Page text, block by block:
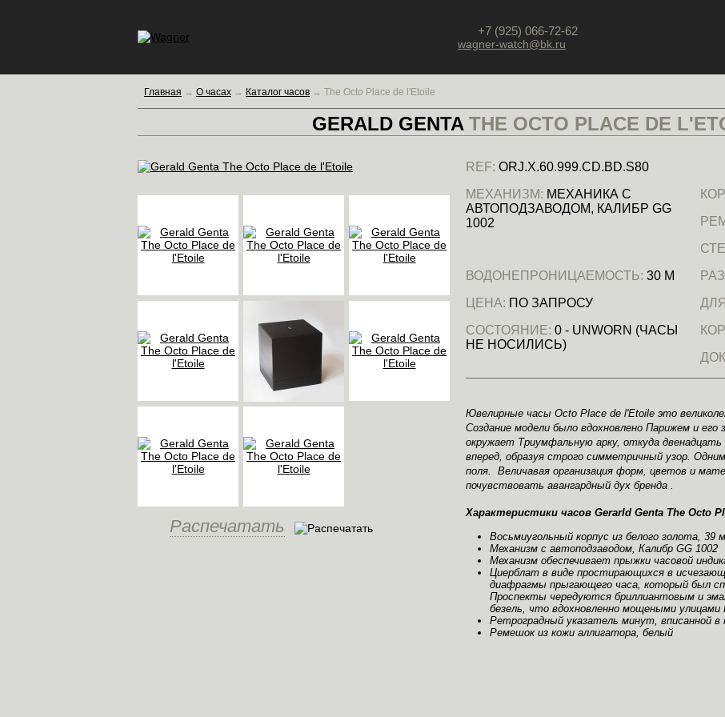
+7 (925) 066-72-62
wagner-watch@bk.ru
Главная → О часах → Каталог часов → The Octo Place de l'Etoile
GERALD GENTATHE OCTO PLACE DE
Распечатать
REF: ORJ.X.60.999.CD.BD.S80
МЕХАНИЗМ: МЕХАНИКА С
АВТОПОДЗАВОДОМ, КАЛИБР GG
1002
ВОДОНЕПРОНИЦАЕМОСТЬ: 30 М
ЦЕНА: ПО ЗАПРОСУ
СОСТОЯНИЕ: 0 - UNWORN (ЧАСЫ
НЕ НОСИЛИСЬ)
Ювелирные часы Octo Place de l'Etoile это
Создание модели было вдохновлено Парижем и
окружает Триумфальную арку, откуда
вперед, образуя строго симметричный узор.
поля. Величавая организация форм, цветов и
почувствовать авангардный дух бренда .
Характеристики часов Gerarld Genta The Octo
Восьмиугольный корпус из белого золота, 39
Механизм с автоподзаводом, Калибр GG 1002
Механизм обеспечивает прыжки часовой
Циерблат в виде простирающихся в
диафрагмы прыгающего часа, который был
Проспекты чередуются бриллиантовым и
безель, что вдохновленно мощеными улицами
Ретроградный указатель минут, вписанной в
Ремешок из кожи аллигатора, белый